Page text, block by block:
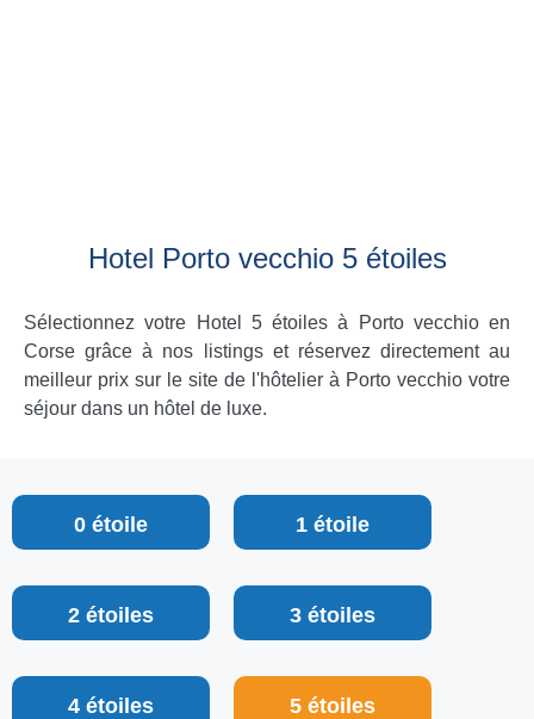
Hotel Porto vecchio 5 étoiles
Sélectionnez votre Hotel 5 étoiles à Porto vecchio en
Corse grâce à nos listings et réservez directement au
meilleur prix sur le site de l'hôtelier à Porto vecchio votre
séjour dans un hôtel de luxe.
0 étoile 1 étoile
2 étoiles 3 étoiles
4 étoiles 5 étoiles